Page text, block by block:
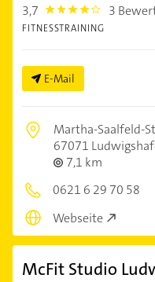
3,7 3.7 3
FITNESSTRAINING
E-Mail
Martha-Saalfeld-
67071
7,1 km
0621 6 29 70 58
Webseite
McFit Studio